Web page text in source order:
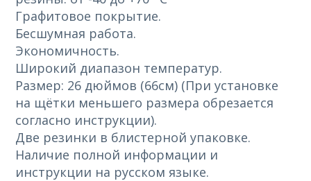
Графитовое покрытие.
Бесшумная работа.
Экономичность.
Широкий диапазон температур.
Размер: 26 дюймов (66см) (При установке
на щётки меньшего размера обрезается
согласно инструкции).
Две резинки в блистерной упаковке.
Наличие полной информации и
инструкции на русском языке.